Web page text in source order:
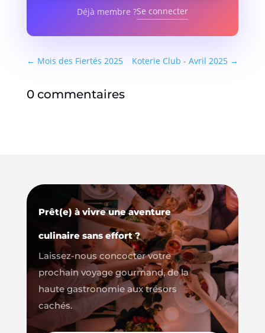
Déjà membre ?Se connecter
← Mois des Fiertés 2025 Koterie Club - Avril 2025 →
0 commentaires
Prêt(e) à vivre une aventure
culinaire sans effort ?
Laissez-nous concocter votre
prochain voyage gourmand, de la
haute gastronomie aux trésors
cachés.